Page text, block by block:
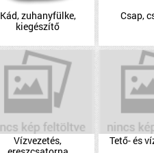
Kád, zuhanyfülke,
kiegészítő
Csap,
Vízvezetés,
Tető- és